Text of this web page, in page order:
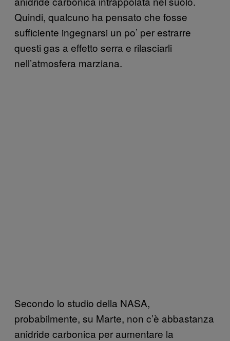
Quindi, qualcuno ha pensato che fosse
sufficiente ingegnarsi un po’ per estrarre
questi gas a effetto serra e rilasciarli
nell’atmosfera marziana.
Secondo lo studio della NASA,
probabilmente, su Marte, non c’è abbastanza
anidride carbonica per aumentare la